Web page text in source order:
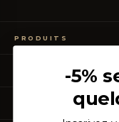
PRODUITS
Linge de Table
Vêtements de Maison
Échantillons Gratuits
GUIDES DES TISSUS
Guide des mesures
Percale ou Satin ?
-5%